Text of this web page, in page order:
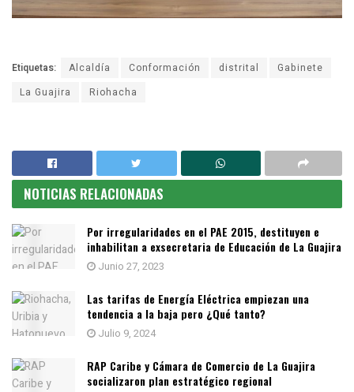
Etiquetas: Alcaldía Conformación distrital
Gabinete
La Guajira
Riohacha
NOTICIAS RELACIONADAS
Por irregularidades en el PAE 2015, destituyen e
inhabilitan a exsecretaria de Educación de La Guajira
Junio 27, 2023
Las tarifas de Energía Eléctrica empiezan una
tendencia a la baja pero ¿Qué tanto?
Julio 9, 2024
RAP Caribe y Cámara de Comercio de La Guajira
socializaron plan estratégico regional